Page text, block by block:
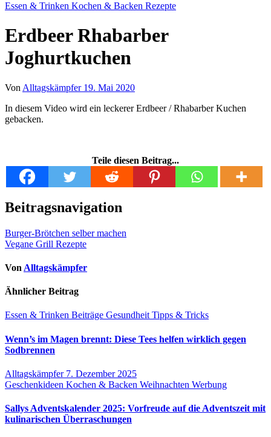
Essen & Trinken Kochen & Backen Rezepte
Erdbeer Rhabarber
Joghurtkuchen
Von Alltagskämpfer 19. Mai 2020
In diesem Video wird ein leckerer Erdbeer / Rhabarber Kuchen
gebacken.
Teile diesen Beitrag...
Beitragsnavigation
Burger-Brötchen selber machen
Vegane Grill Rezepte
Von Alltagskämpfer
Ähnlicher Beitrag
Essen & Trinken Beiträge GesundheitTipps & Tricks
Wenn’s im Magen brennt: Diese Tees helfen wirklich gegen
Sodbrennen
Alltagskämpfer 7. Dezember 2025
Geschenkideen Kochen & Backen Weihnachten Werbung
Sallys Adventskalender 2025: Vorfreude auf die Adventszeit mit
kulinarischen Überraschungen